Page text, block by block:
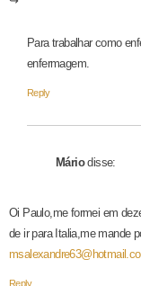
Para trabalhar como
enfermagem.
Reply
Mário disse:
Oi Paulo,me formei em
de ir para Italia,me mande
Reply